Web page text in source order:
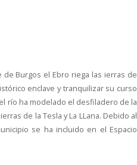
Burgos el Ebro riega las ierras de
enclave y tranquilizar su curso
río ha modelado el desfiladero de la
de la Tesla y La LLana. Debido al
se ha incluido en el Espacio